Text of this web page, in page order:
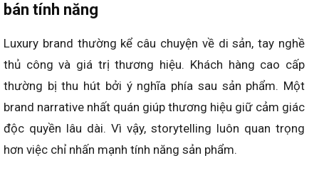
bán tính năng
Luxury brand thường kể câu chuyện về di sản, tay nghề
thủ công và giá trị thương hiệu. Khách hàng cao cấp
thường bị thu hút bởi ý nghĩa phía sau sản phẩm. Một
brand narrative nhất quán giúp thương hiệu giữ cảm giác
độc quyền lâu dài. Vì vậy, storytelling luôn quan trọng
hơn việc chỉ nhấn mạnh tính năng sản phẩm.